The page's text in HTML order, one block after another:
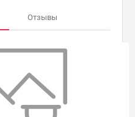
Отзывы